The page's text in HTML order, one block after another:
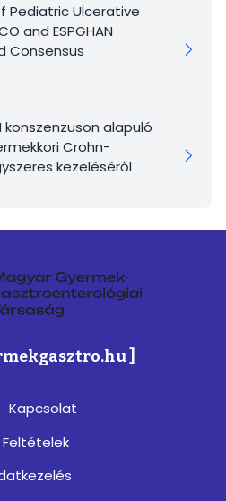
Pediatric Ulcerative
and ESPGHAN
Consensus
konszenzuson alapuló
Crohn-
kezeléséről
]
Kapcsolat